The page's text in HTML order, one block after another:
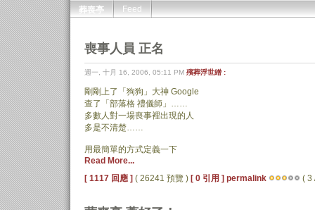
葬喪亭 Feed
喪事人員 正名
週一, 十月 16, 2006, 05:11 PM 殯葬浮世繒 :
剛剛上了「狗狗」大神 Google
查了「部落格 禮儀師」……
多數人對一場喪事裡出現的人
多是不清楚……
用最簡單的方式定義一下
Read More...
[ 1117 回應 ] ( 26241 預覽 ) [ 0 引用 ] permalink ( 3